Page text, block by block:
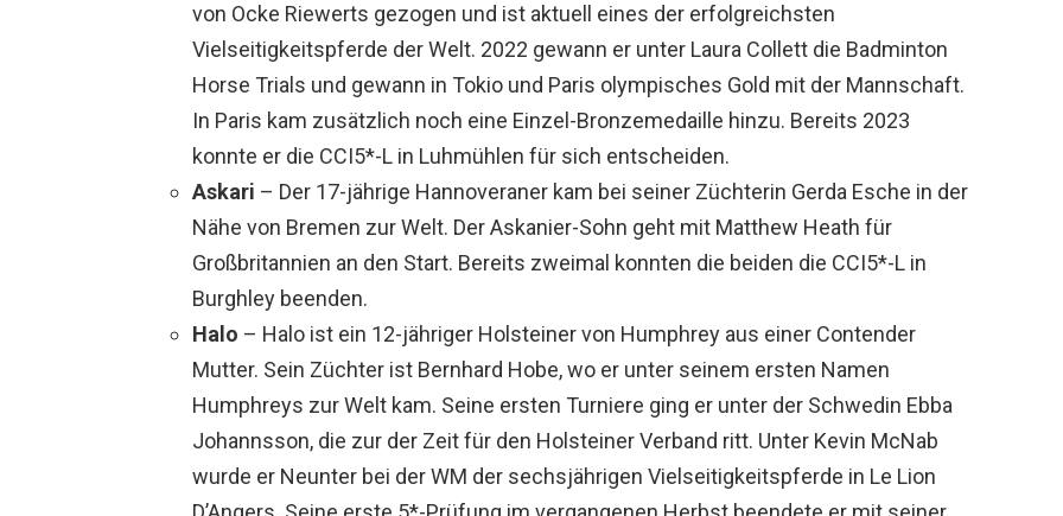
von Ocke Riewerts gezogen und ist aktuell eines der erfolgreichsten
Vielseitigkeitspferde der Welt. 2022 gewann er unter Laura Collett die Badminton
Horse Trials und gewann in Tokio und Paris olympisches Gold mit der Mannschaft.
In Paris kam zusätzlich noch eine Einzel-Bronzemedaille hinzu. Bereits 2023
konnte er die CCI5*-L in Luhmühlen für sich entscheiden.
Askari – Der 17-jährige Hannoveraner kam bei seiner Züchterin Gerda Esche in der
Nähe von Bremen zur Welt. Der Askanier-Sohn geht mit Matthew Heath für
Großbritannien an den Start. Bereits zweimal konnten die beiden die CCI5*-L in
Burghley beenden.
Halo – Halo ist ein 12-jähriger Holsteiner von Humphrey aus einer Contender
Mutter. Sein Züchter ist Bernhard Hobe, wo er unter seinem ersten Namen
Humphreys zur Welt kam. Seine ersten Turniere ging er unter der Schwedin Ebba
Johannsson, die zur der Zeit für den Holsteiner Verband ritt. Unter Kevin McNab
wurde er Neunter bei der WM der sechsjährigen Vielseitigkeitspferde in Le Lion